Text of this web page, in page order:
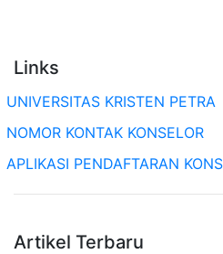
Links
UNIVERSITAS KRISTEN PETRA
NOMOR KONTAK KONSELOR
APLIKASI PENDAFTARAN
Artikel Terbaru